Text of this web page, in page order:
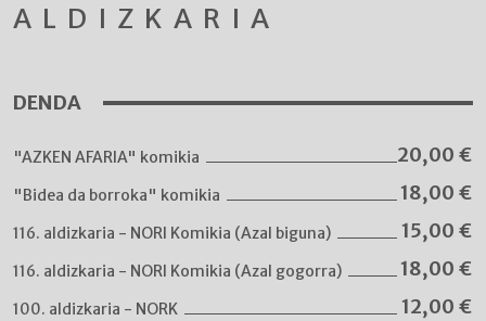
ALDIZKARIA
DENDA
"AZKEN AFARIA" komikia 20,00 €
"Bidea da borroka" komikia 18,00 €
116. aldizkaria - NORI Komikia (Azal biguna) 15,00 €
116. aldizkaria - NORI Komikia (Azal gogorra) 18,00 €
100. aldizkaria - NORK 12,00 €